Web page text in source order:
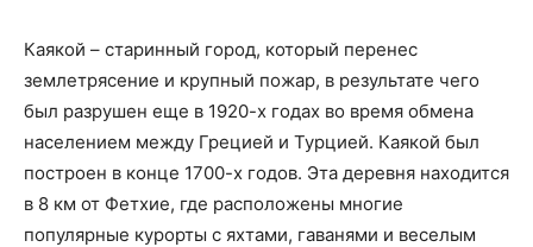
Каякой – старинный город, который перенес
землетрясение и крупный пожар, в результате чего
был разрушен еще в 1920-х годах во время обмена
населением между Грецией и Турцией. Каякой был
построен в конце 1700-х годов. Эта деревня находится
в 8 км от Фетхие, где расположены многие
популярные курорты с яхтами, гаванями и веселым